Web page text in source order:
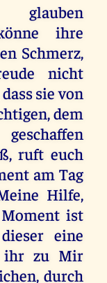
ihre
Schmerz,
nicht
sie von
dem
ruft euch
am Tag
Hilfe,
ist
eine
ihr zu Mir
durch